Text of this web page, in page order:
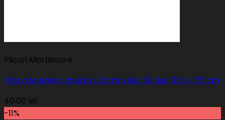
Plicuri Martisoare
Plicuri Martisor Rosii din Carton Set 50 Buc 10.5 x 7.5 cm
40.00 lei
-11%